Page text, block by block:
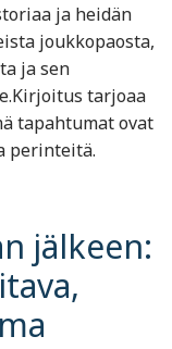
ja heidän
joukkopaosta,
ja sen
tarjoaa
tapahtumat ovat
perinteitä.
jälkeen: